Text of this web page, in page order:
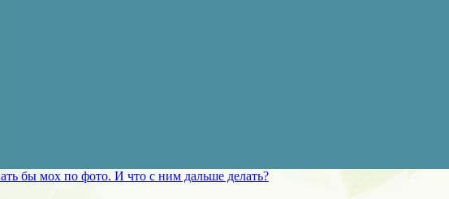
бы мох по фото. И что с ним дальше делать?